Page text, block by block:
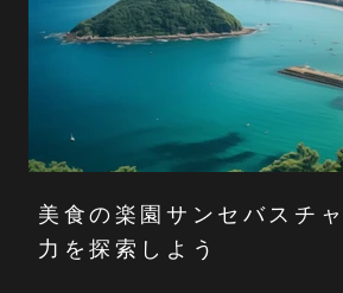
美食の楽園サンセバスチ
力を探索しよう